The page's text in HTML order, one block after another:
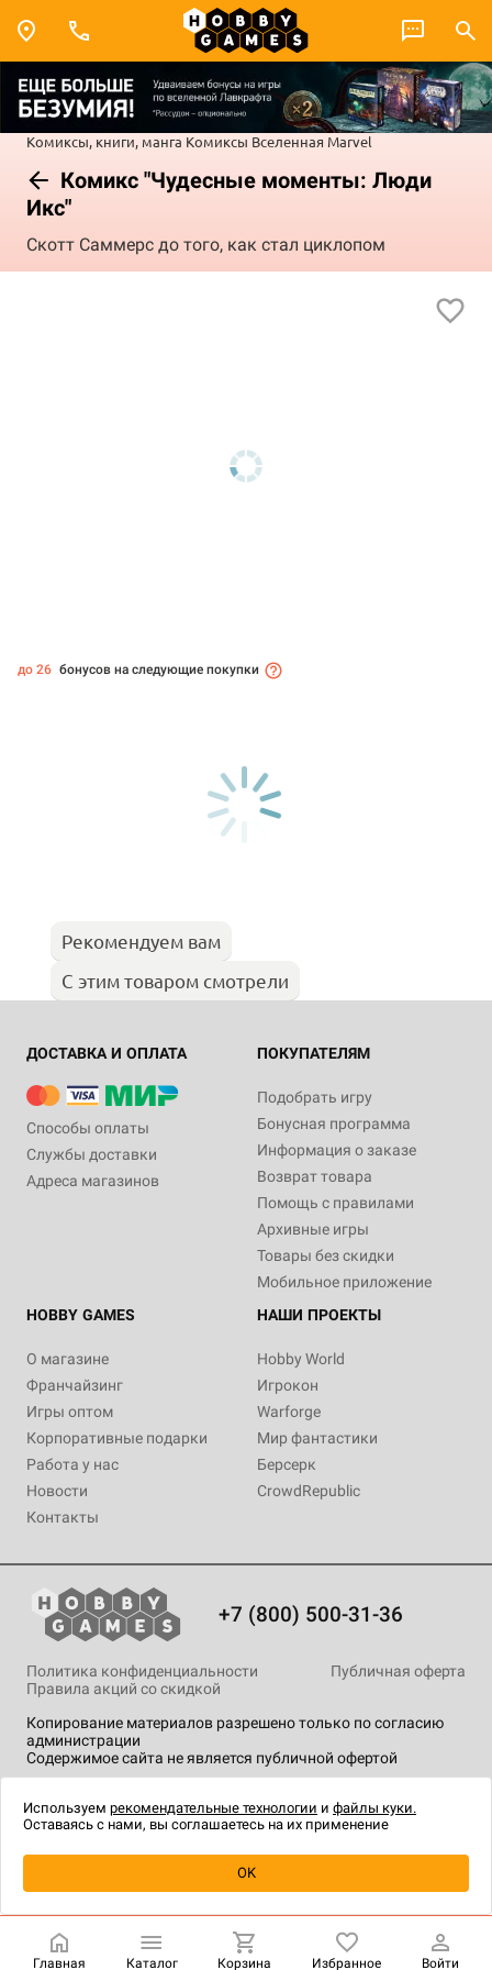
Комиксы, книги, манга Комиксы Вселенная Marvel
Комикс "Чудесные моменты: Люди
Икс"
Скотт Саммерс до того, как стал циклопом
Уведомить о наличии
до 26 бонусов на следующие покупки
Рекомендуем вам
С этим товаром смотрели
ДОСТАВКА И ОПЛАТА
Способы оплаты
Службы доставки
Адреса магазинов
ПОКУПАТЕЛЯМ
Подобрать игру
Бонусная программа
Информация о заказе
Возврат товара
Помощь с правилами
Архивные игры
Товары без скидки
Мобильное приложение
HOBBY GAMES
О магазине
Франчайзинг
Игры оптом
Корпоративные подарки
Работа у нас
Новости
Контакты
НАШИ ПРОЕКТЫ
Hobby World
Игрокон
Warforge
Мир фантастики
Берсерк
CrowdRepublic
+7 (800) 500-31-36
Копирование материалов разрешено только по согласию
администрации
Содержимое сайта не является публичной офертой
Политика конфиденциальности
Публичная оферта
Правила акций со скидкой
технологии.
Главная Каталог Корзина Избранное Войти
Используем рекомендательные технологии и файлы куки.
Оставаясь с нами, вы соглашаетесь на их применение
OK